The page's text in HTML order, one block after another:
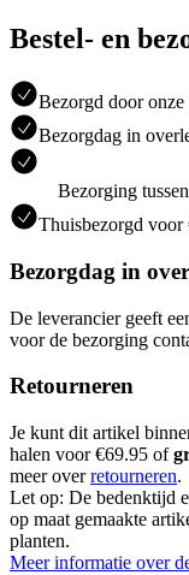
Bestel- en
Bezorgd door onze
Bezorgdag in
Bezorging
Thuisbezorgd voor
Bezorgdag in
De leverancier geeft
voor de bezorging
Retourneren
Je kunt dit artikel
halen voor €69.95 of
meer overretourneren.
Let op: De bedenktijd
op maat gemaakte
planten.
Meer informatie over